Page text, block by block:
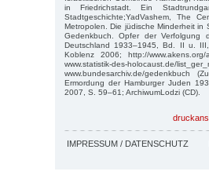
in Friedrichstadt. Ein
Stadtgeschichte;YadVashem, The
Metropolen. Die jüdische Minderheit
Gedenkbuch. Opfer der Verfolgung
Deutschland 1933–1945, Bd. II u.
Koblenz 2006; http://www.akens.org/
www.statistik-des-
www.bundesarchiv.de/gedenkbuch
Ermordung der Hamburger Juden
2007, S. 59–61; ArchiwumLodzi (CD).
IMPRESSUM / DATENSCHUTZ